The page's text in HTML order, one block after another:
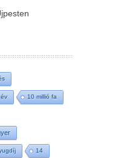
10 millió fa
14